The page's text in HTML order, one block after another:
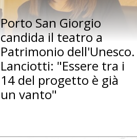
Porto San Giorgio
candida il teatro a
Patrimonio dell'Unesco.
Lanciotti: "Essere tra i
14 del progetto è già
un vanto"